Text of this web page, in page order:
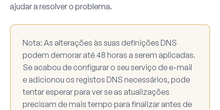
ajudar a resolver o problema.
Nota: As alterações às suas definições DNS
podem demorar até 48 horas a serem aplicadas.
Se acabou de configurar o seu serviço de e-mail
e adicionou os registos DNS necessários, pode
tentar esperar para ver se as atualizações
precisam de mais tempo para finalizar antes de